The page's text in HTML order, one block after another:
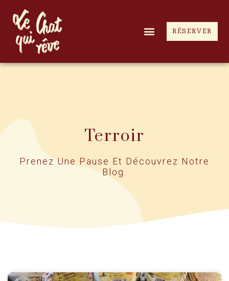
RÉSERVER
Terroir
Prenez Une Pause Et Découvrez Notre
Blog.